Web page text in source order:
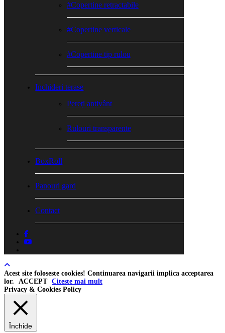
#Copertine retractabile
#Copertine verticale
#Copertine tip rulou
Inchideri terase
Pereți antivânt
Rulouri transparente
BoxRoll
Panouri gard
Contact
facebook
youtube
Acest site foloseste cookies! Continuarea navigarii implica acceptarea
lor.
ACCEPT Citeste mai mult
Privacy & Cookies Policy
Închide